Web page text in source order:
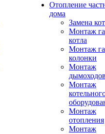
Отопление
дома
Замена
Монтаж
котла
Монтаж
колонки
Монтаж
Монтаж
Монтаж
отопления
Монтаж